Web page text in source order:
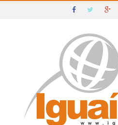
IGUAÍ E SUDOESTE DA